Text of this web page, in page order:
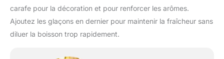
carafe pour la décoration et pour renforcer les arômes.
Ajoutez les glaçons en dernier pour maintenir la fraîcheur sans
diluer la boisson trop rapidement.